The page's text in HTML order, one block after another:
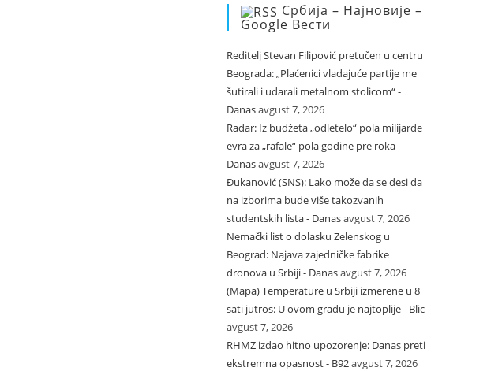
Србија – Најновије –
Google Вести
Reditelj Stevan Filipović pretučen u centru
Beograda: „Plaćenici vladajuće partije me
šutirali i udarali metalnom stolicom“ -
Danasavgust 7, 2026
Radar: Iz budžeta „odletelo“ pola milijarde
evra za „rafale“ pola godine pre roka -
Danasavgust 7, 2026
Đukanović (SNS): Lako može da se desi da
na izborima bude više takozvanih
studentskih lista - Danasavgust 7, 2026
Nemački list o dolasku Zelenskog u
Beograd: Najava zajedničke fabrike
dronova u Srbiji - Danasavgust 7, 2026
(Mapa) Temperature u Srbiji izmerene u 8
sati jutros: U ovom gradu je najtoplije - Blic
avgust 7, 2026
RHMZ izdao hitno upozorenje: Danas preti
ekstremna opasnost - B92avgust 7, 2026